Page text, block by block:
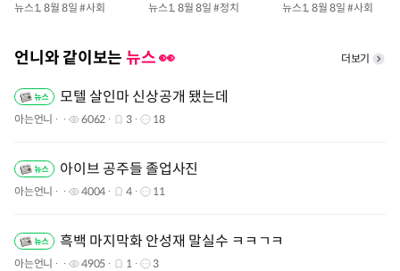
30대 여성 파혼 위기
뉴스1, 8월 8일 #사회
홍보' 집중
뉴스1, 8월 8일 #정치
유산 절반 가져가나"
뉴스1, 8월 8일 #사회
언니와 같이보는 뉴스 👀 더보기
모텔 살인마 신상공개 됐는데
아는언니 6062 3 18
아이브 공주들 졸업사진
아는언니 4004 4 11
흑백 마지막화 안성재 말실수 ㅋㅋㄱㅋ
아는언니 4905 1 3